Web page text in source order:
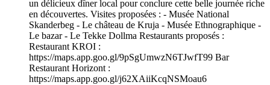
un délicieux dîner local pour conclure cette belle journée riche
en découvertes. Visites proposées : - Musée National
Skanderbeg - Le château de Kruja - Musée Ethnographique -
Le bazar - Le Tekke Dollma Restaurants proposés :
Restaurant KROI :
https://maps.app.goo.gl/9pSgUmwzN6TJwfT99 Bar
Restaurant Horizont :
https://maps.app.goo.gl/j62XAiiKcqNSMoau6